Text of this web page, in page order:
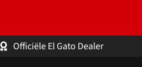
Officiële El Gato Dealer